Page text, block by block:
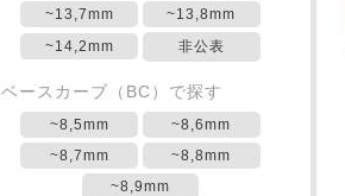
~13,7mm
~13,8mm
~14,2mm
非公表
ベースカーブ（BC）で探す
~8,5mm
~8,6mm
~8,7mm
~8,8mm
~8,9mm